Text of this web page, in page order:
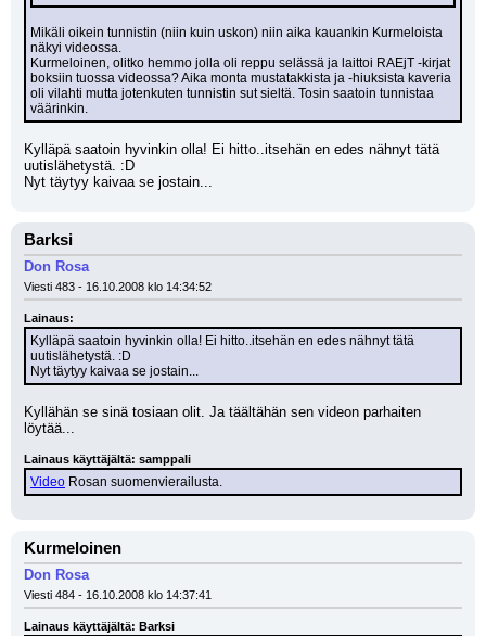
Mikäli oikein tunnistin (niin kuin uskon) niin aika kauankin Kurmeloista
näkyi videossa.
Kurmeloinen, olitko hemmo jolla oli reppu selässä ja laittoi RAEjT -kirjat
boksiin tuossa videossa? Aika monta mustatakkista ja -hiuksista kaveria
oli vilahti mutta jotenkuten tunnistin sut sieltä. Tosin saatoin tunnistaa
väärinkin.
Kylläpä saatoin hyvinkin olla! Ei hitto..itsehän en edes nähnyt tätä
uutislähetystä. :D
Nyt täytyy kaivaa se jostain...
Barksi
Don Rosa
Viesti 483 - 16.10.2008 klo 14:34:52
Lainaus:
Kylläpä saatoin hyvinkin olla! Ei hitto..itsehän en edes nähnyt tätä
uutislähetystä. :D
Nyt täytyy kaivaa se jostain...
Kyllähän se sinä tosiaan olit. Ja täältähän sen videon parhaiten
löytää...
Lainaus käyttäjältä: samppali
Video Rosan suomenvierailusta.
Kurmeloinen
Don Rosa
Viesti 484 - 16.10.2008 klo 14:37:41
Lainaus käyttäjältä: Barksi